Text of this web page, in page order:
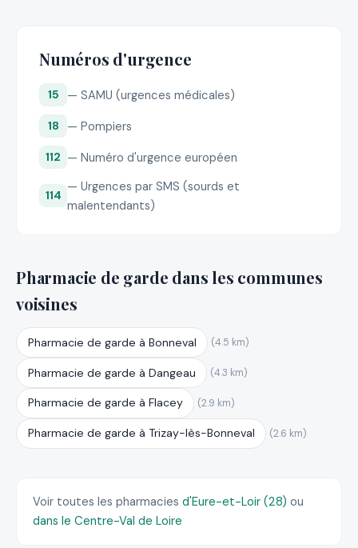
Numéros d'urgence
15 — SAMU (urgences médicales)
18 — Pompiers
112 — Numéro d'urgence européen
114
— Urgences par SMS (sourds et
malentendants)
Pharmacie de garde dans les communes
voisines
Pharmacie de garde à Bonneval (4.5 km)
Pharmacie de garde à Dangeau (4.3 km)
Pharmacie de garde à Flacey (2.9 km)
Pharmacie de garde à Trizay-lès-Bonneval (2.6 km)
Voir toutes les pharmacies d'Eure-et-Loir (28) ou
dans le Centre-Val de Loire